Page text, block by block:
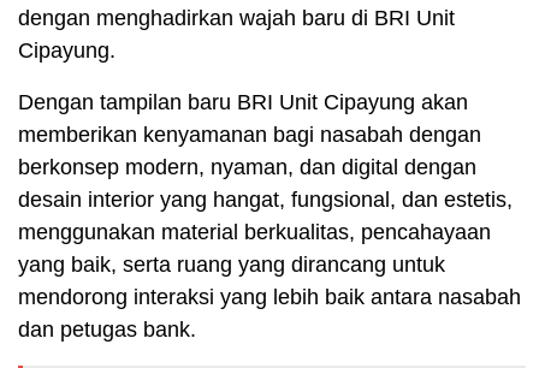
dengan menghadirkan wajah baru di BRI Unit
Cipayung.
Dengan tampilan baru BRI Unit Cipayung akan
memberikan kenyamanan bagi nasabah dengan
berkonsep modern, nyaman, dan digital dengan
desain interior yang hangat, fungsional, dan estetis,
menggunakan material berkualitas, pencahayaan
yang baik, serta ruang yang dirancang untuk
mendorong interaksi yang lebih baik antara nasabah
dan petugas bank.